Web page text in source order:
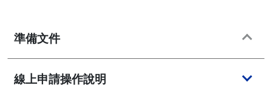
準備文件
線上申請操作說明